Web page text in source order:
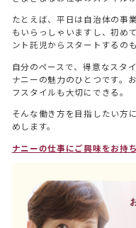
たとえば、平日は自治体の事
もいらっしゃいますし、初め
ント託児からスタートするの
自分のペースで、得意なスタ
ナニーの魅力のひとつです。
フスタイルも大切にできる。
そんな働き方を目指したい方
めします。
ナニーの仕事にご興味をお持